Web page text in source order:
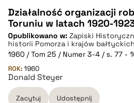
CZYSTY TEKST
pobierz cytat
BIBTEX
Działalność organizacji
Toruniu w latach 1920-
Opublikowano w: Zapiski
historii Pomorza i krajów bałtyckich
1960 / Tom 25 / Numer 3-4 / s. 77 -
ROK: 1960
Donald Steyer
Zacytuj Udostępnij